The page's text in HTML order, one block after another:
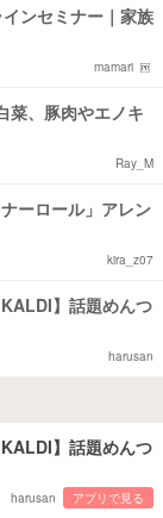
ンセミナー｜家族
mamari
菜、豚肉やエノキ
Ray_M
ーロール」アレン
kira_z07
】話題めんつ
harusan
】話題めんつ
harusan アプリで見る